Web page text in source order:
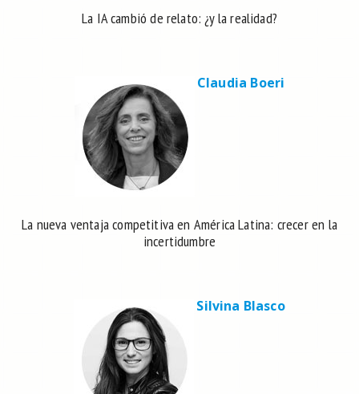
La IA cambió de relato: ¿y la realidad?
Claudia Boeri
La nueva ventaja competitiva en América Latina: crecer en la
incertidumbre
Silvina Blasco